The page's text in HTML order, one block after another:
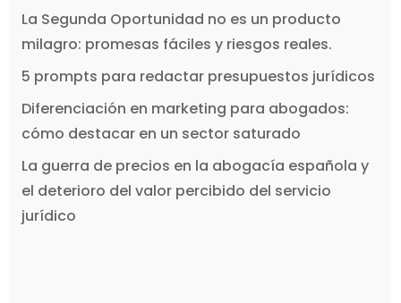
La Segunda Oportunidad no es un producto
milagro: promesas fáciles y riesgos reales.
5 prompts para redactar presupuestos jurídicos
Diferenciación en marketing para abogados:
cómo destacar en un sector saturado
La guerra de precios en la abogacía española y
el deterioro del valor percibido del servicio
jurídico